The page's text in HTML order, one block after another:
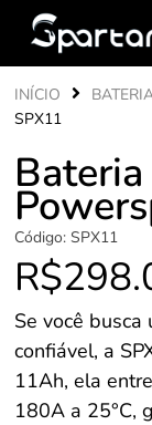
INÍCIO
SPX11
Código: SPX11
R$
Se você
confiável, a
11Ah, ela
180A a 25°C,